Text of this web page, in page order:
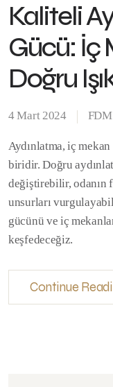
Kaliteli
Gücü: İç
Doğru
4 Mart 2024 FDM
Aydınlatma, iç
biridir. Doğru
değiştirebilir,
unsurları
gücünü ve iç
keşfedeceğiz.
Continue